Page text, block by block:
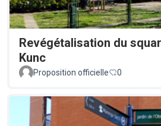
Revégétalisation du
Kunc
Proposition officielle 0